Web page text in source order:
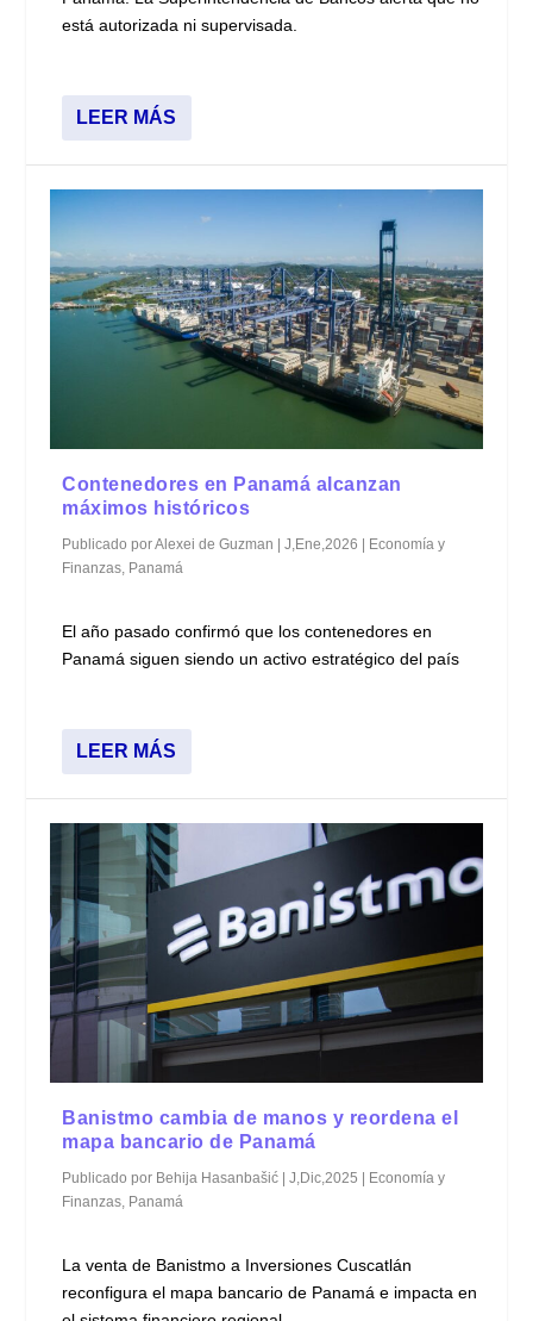
está autorizada ni supervisada.
LEER MÁS
Contenedores en Panamá alcanzan
máximos históricos
Publicado porAlexei de Guzman |J,Ene,2026
Economía y
Finanzas, Panamá
El año pasado confirmó que los contenedores en
Panamá siguen siendo un activo estratégico del país
LEER MÁS
Banistmo cambia de manos y reordena el
mapa bancario de Panamá
Publicado por Behija Hasanbašić |J,Dic,2025 | Economía y
Finanzas Panamá
La venta de Banistmo a Inversiones Cuscatlán
reconfigura el mapa bancario de Panamá e impacta en